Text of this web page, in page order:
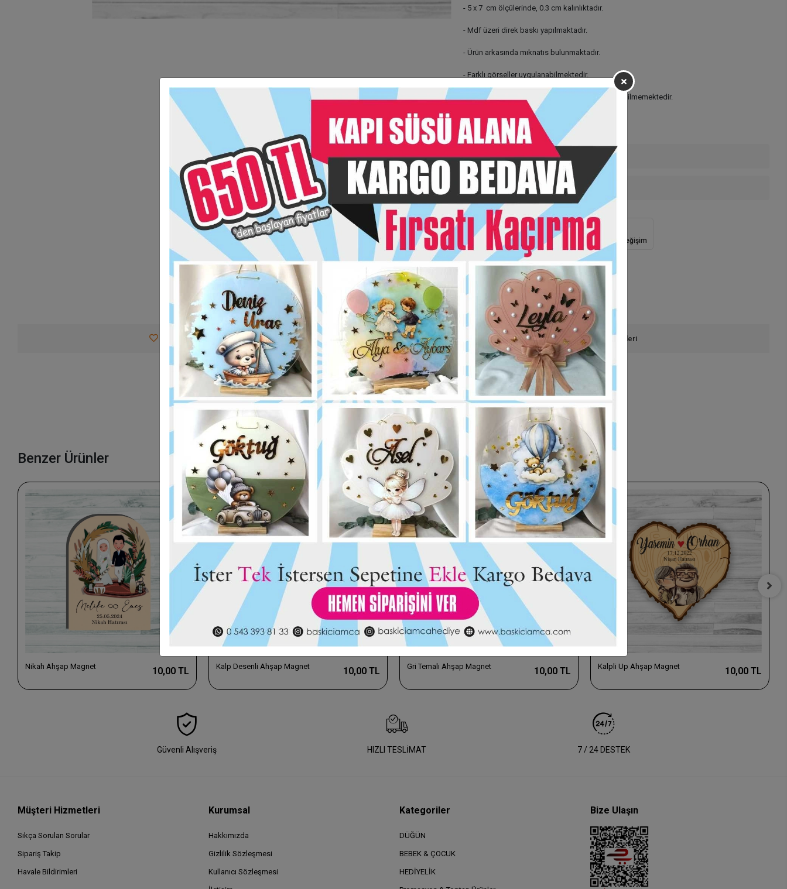
- 5 x 7 cm ölçülerinde, 0.3 cm kalınlıktadır.
- Mdf üzeri direk baskı yapılmaktadır.
- Ürün arkasında mıknatıs bulunmaktadır.
- Farklı görseller uygulanabilmektedir.
- Ürün kişiye özel hazırlanmaktadır. İade kabul edilmemektedir.
- Acil siparişlerinizde iletişime geçiniz
Taksit Seçenekleri
Garanti Ve Teslimat
Hızlı Gönderi Güvenli Alışveriş İade ve Değişim
Favorilerime Ekle Tavsiye Et Yorum Yaz Karşılaştır Fiyat Alarmı Telefonla Sipariş Ürün Önerileri
Bu ürün için henüz yorum yapılmadı.
Yorum Yap
Benzer Ürünler
Nikah Ahşap Magnet 10,00 TL Kalp Desenli Ahşap Magnet 10,00 TL Gri Temalı Ahşap Magnet 10,00 TL Kalpli Up Ahşap Magnet 10,00 TL
Güvenli Alışveriş HIZLI TESLİMAT 7 / 24 DESTEK
Müşteri Hizmetleri
Sıkça Sorulan Sorular
Sipariş Takip
Havale Bildirimleri
Kurumsal
Hakkımızda
Gizlilik Sözleşmesi
Kullanıcı Sözleşmesi
Kategoriler
DÜĞÜN
BEBEK & ÇOCUK
HEDİYELİK
Bize Ulaşın